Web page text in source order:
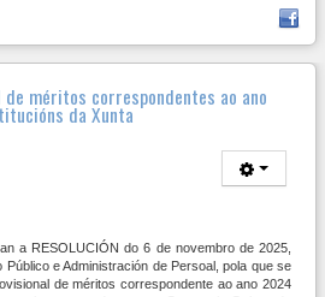
méritos correspondentes ao ano
da Xunta
a RESOLUCIÓN do 6 de novembro de 2025,
e Administración de Persoal, pola que se
de méritos correspondente ao ano 2024